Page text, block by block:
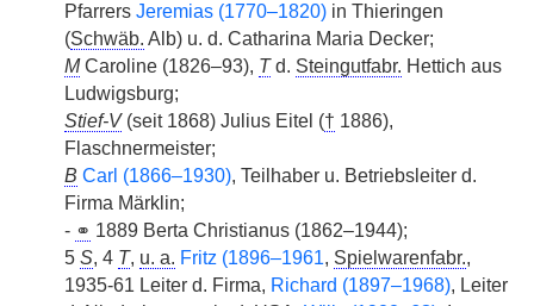
Pfarrers Jeremias (1770–1820) in Thieringen
(Schwäb. Alb) u. d. Catharina Maria Decker;
MCaroline (1826–93), Td. Steingutfabr. Hettich aus
Ludwigsburg;
Stief-V(seit 1868) Julius Eitel († 1886),
Flaschnermeister;
B Carl (1866–1930), Teilhaber u. Betriebsleiter d.
Firma Märklin;
- ⚭ 1889 Berta Christianus (1862–1944);
5 S, 4 T, u. a. Fritz (1896–1961, Spielwarenfabr.,
1935-61 Leiter d. Firma, Richard (1897–1968), Leiter